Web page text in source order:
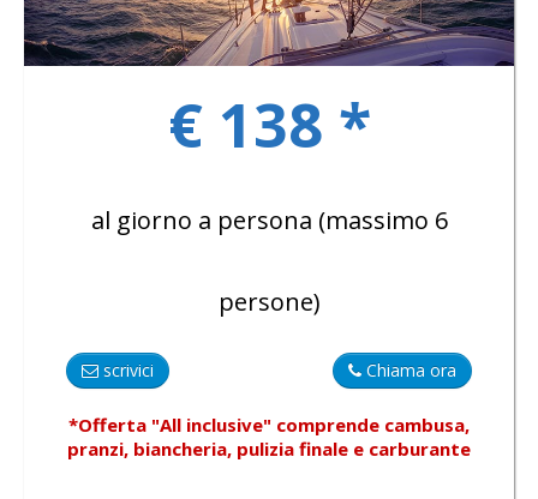
GALLERY
€ 138 *
al giorno a persona (massimo 6
persone)
Chiama ora
scrivici
*Offerta "All inclusive" comprende cambusa,
pranzi, biancheria, pulizia finale e carburante